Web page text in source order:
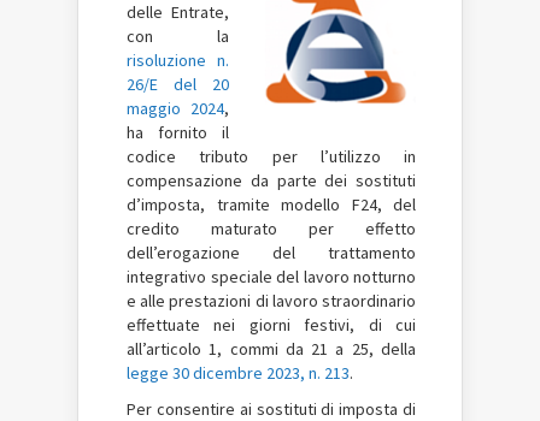
delle Entrate,
con la
risoluzione n.
26/E del 20
maggio 2024,
ha fornito il
codice tributo per l’utilizzo in
compensazione da parte dei sostituti
d’imposta, tramite modello F24, del
credito maturato per effetto
dell’erogazione del trattamento
integrativo speciale del lavoro notturno
e alle prestazioni di lavoro straordinario
effettuate nei giorni festivi, di cui
all’articolo 1, commi da 21 a 25, della
legge 30 dicembre 2023, n. 213.
Per consentire ai sostituti di imposta di